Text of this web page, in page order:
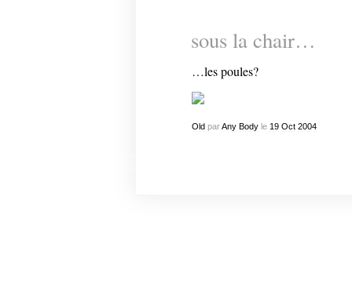
sous la chair…
…les poules?
Old parAny Bodyle 19 Oct 2004